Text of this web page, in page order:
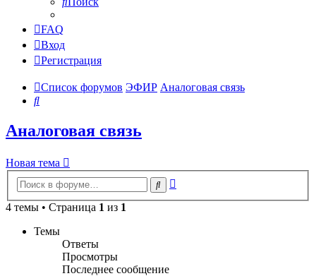
FAQ
Вход
Регистрация
Список форумов ЭФИР Аналоговая связь
Поиск
Аналоговая связь
Новая тема
Поиск
4 темы • Страница 1 из 1
Темы
Ответы
Просмотры
Последнее сообщение